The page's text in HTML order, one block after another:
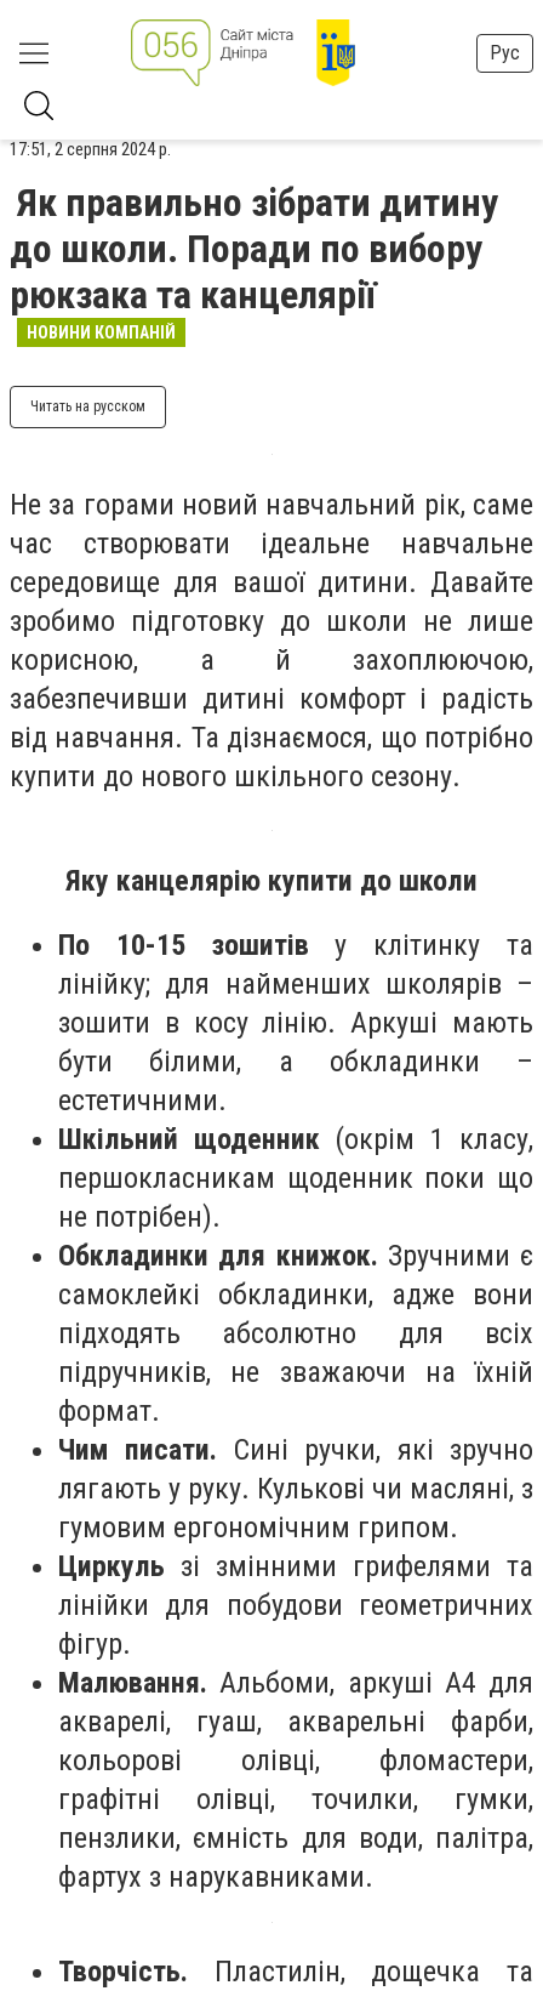
Рус
17:51, 2 серпня 2024 р.
Як правильно зібрати дитину
до школи. Поради по вибору
рюкзака та канцелярії
НОВИНИ КОМПАНІЙ
Читать на русском
Не за горами новий навчальний рік, саме
час створювати ідеальне навчальне
середовище для вашої дитини. Давайте
зробимо підготовку до школи не лише
корисною, а й захоплюючою,
забезпечивши дитині комфорт і радість
від навчання. Та дізнаємося, що потрібно
купити до нового шкільного сезону.
Яку канцелярію купити до школи
По 10-15 зошитів у клітинку та
лінійку; для найменших школярів –
зошити в косу лінію. Аркуші мають
бути білими, а обкладинки –
естетичними.
Шкільний щоденник(окрім 1 класу,
першокласникам щоденник поки що
не потрібен).
Обкладинки для книжок. Зручними є
самоклейкі обкладинки, адже вони
підходять абсолютно для всіх
підручників, не зважаючи на їхній
формат.
Чим писати. Сині ручки, які зручно
лягають у руку. Кулькові чи масляні, з
гумовим ергономічним грипом.
Циркуль зі змінними грифелями та
лінійки для побудови геометричних
фігур.
Малювання. Альбоми, аркуші А4 для
акварелі, гуаш, акварельні фарби,
кольорові олівці, фломастери,
графітні олівці, точилки, гумки,
пензлики, ємність для води, палітра,
фартух з нарукавниками.
Творчість. Пластилін, дощечка та